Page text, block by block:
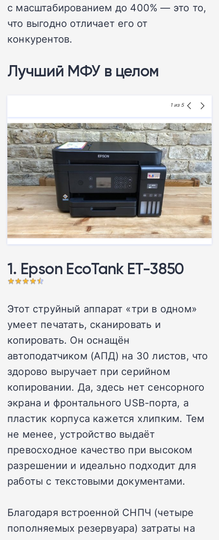
с масштабированием до 400% — это то,
что выгодно отличает его от
конкурентов.
Лучший МФУ в целом
1 из 5
1. Epson EcoTank ET-3850
Этот струйный аппарат «три в одном»
умеет печатать, сканировать и
копировать. Он оснащён
автоподатчиком (АПД) на 30 листов, что
здорово выручает при серийном
копировании. Да, здесь нет сенсорного
экрана и фронтального USB-порта, а
пластик корпуса кажется хлипким. Тем
не менее, устройство выдаёт
превосходное качество при высоком
разрешении и идеально подходит для
работы с текстовыми документами.
Благодаря встроенной СНПЧ (четыре
пополняемых резервуара) затраты на